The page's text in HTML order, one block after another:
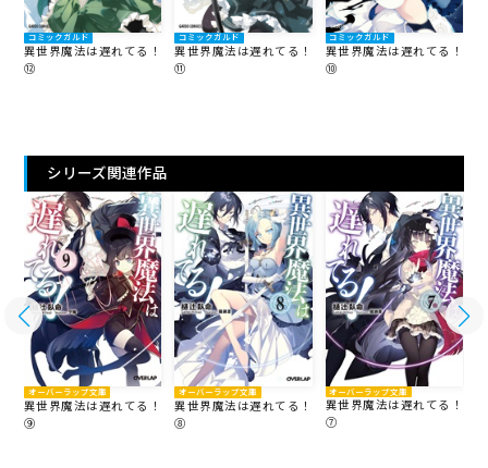
コミックガルド
異世界魔法は遅れてる！
⑫
コミックガルド
異世界魔法は遅れてる！
⑪
コミックガルド
異世界魔法は遅れてる！
⑩
シリーズ関連作品
オーバーラップ文庫
異世界魔法は遅れてる！
⑨
オーバーラップ文庫
異世界魔法は遅れてる！
⑧
オーバーラップ文庫
異世界魔法は遅れてる！
⑦